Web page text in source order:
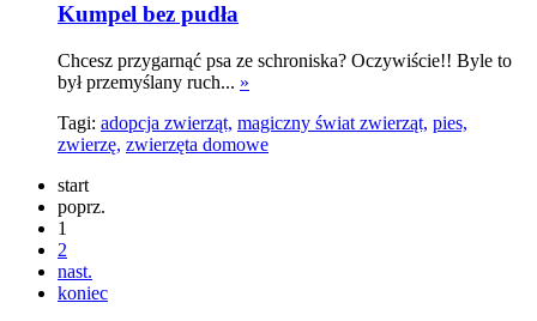
Kumpel bez pudła
Chcesz przygarnąć psa ze schroniska? Oczywiście!! Byle to
był przemyślany ruch... »
Tagi: adopcja zwierząt, magiczny świat zwierząt, pies,
zwierzę, zwierzęta domowe
start
poprz.
1
2
nast.
koniec